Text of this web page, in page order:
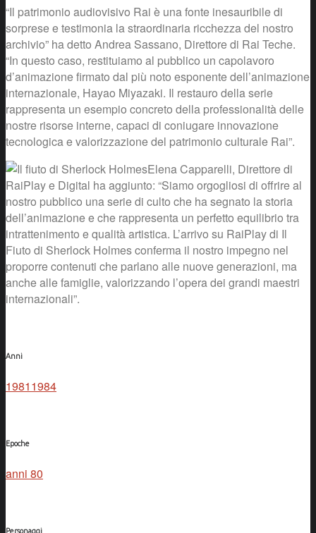
“Il patrimonio audiovisivo Rai è una fonte inesauribile di
sorprese e testimonia la straordinaria ricchezza del nostro
archivio” ha detto Andrea Sassano, Direttore di Rai Teche.
“In questo caso, restituiamo al pubblico un capolavoro
d’animazione firmato dal più noto esponente dell’animazione
internazionale, Hayao Miyazaki. Il restauro della serie
rappresenta un esempio concreto della professionalità delle
nostre risorse interne, capaci di coniugare innovazione
tecnologica e valorizzazione del patrimonio culturale Rai”.
Elena Capparelli, Direttore di
RaiPlay e Digital ha aggiunto: “Siamo orgogliosi di offrire al
nostro pubblico una serie di culto che ha segnato la storia
dell’animazione e che rappresenta un perfetto equilibrio tra
intrattenimento e qualità artistica. L’arrivo su RaiPlay di Il
Fiuto di Sherlock Holmes conferma il nostro impegno nel
proporre contenuti che parlano alle nuove generazioni, ma
anche alle famiglie, valorizzando l’opera dei grandi maestri
internazionali”.
Anni
19811984
Epoche
anni 80
Personaggi